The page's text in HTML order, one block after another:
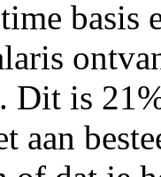
basis
is
aan